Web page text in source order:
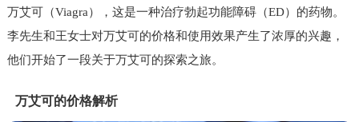
万艾可（Viagra），这是一种治疗勃起功能障碍（ED）的药物。
李先生和王女士对万艾可的价格和使用效果产生了浓厚的兴趣，
他们开始了一段关于万艾可的探索之旅。
万艾可的价格解析